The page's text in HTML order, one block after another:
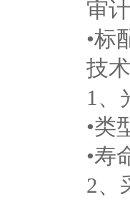
审计
•标配
技术
1、
•类型
•寿命
2、